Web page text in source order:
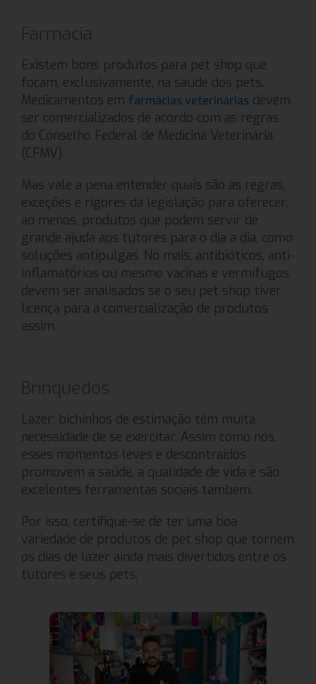
Farmácia
Existem bons produtos para pet shop que
focam, exclusivamente, na saúde dos pets.
Medicamentos em farmácias veterinárias devem
ser comercializados de acordo com as regras
do Conselho Federal de Medicina Veterinária
(CFMV).
Mas vale a pena entender quais são as regras,
exceções e rigores da legislação para oferecer,
ao menos, produtos que podem servir de
grande ajuda aos tutores para o dia a dia, como
soluções antipulgas. No mais, antibióticos, anti-
inflamatórios ou mesmo vacinas e vermífugos
devem ser analisados se o seu pet shop tiver
licença para a comercialização de produtos
assim.
Brinquedos
Lazer: bichinhos de estimação têm muita
necessidade de se exercitar. Assim como nós,
esses momentos leves e descontraídos
promovem a saúde, a qualidade de vida e são
excelentes ferramentas sociais também.
Por isso, certifique-se de ter uma boa
variedade de produtos de pet shop que tornem
os dias de lazer ainda mais divertidos entre os
tutores e seus pets.